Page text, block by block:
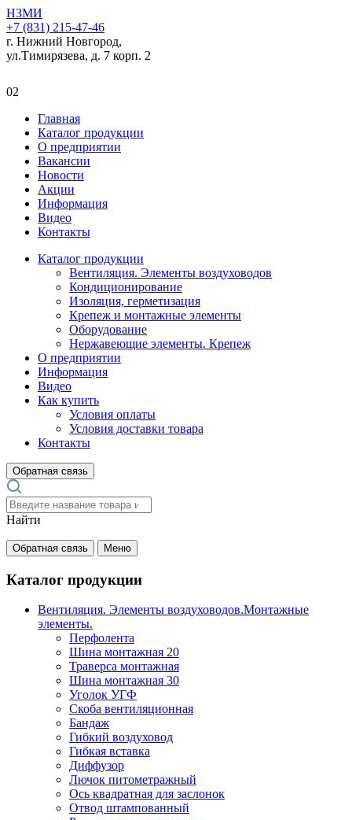
НЗМИ
+7 (831) 215-47-46
г. Нижний Новгород,
ул.Тимирязева, д. 7 корп. 2
02
Главная
Каталог продукции
О предприятии
Вакансии
Новости
Акции
Информация
Видео
Контакты
Каталог продукции
Вентиляция. Элементы воздуховодов
Кондиционирование
Изоляция, герметизация
Крепеж и монтажные элементы
Оборудование
Нержавеющие элементы. Крепеж
О предприятии
Информация
Видео
Как купить
Условия оплаты
Условия доставки товара
Контакты
Обратная связь
Найти
Обратная связь Меню
Каталог продукции
Вентиляция. Элементы воздуховодов.Монтажные
элементы.
Перфолента
Шина монтажная 20
Траверса монтажная
Шина монтажная 30
Уголок УГФ
Скоба вентиляционная
Бандаж
Гибкий воздуховод
Гибкая вставка
Диффузор
Лючок питометражный
Ось квадратная для заслонок
Отвод штампованный